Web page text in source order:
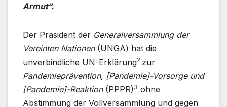
Armut“.
Der Präsident der Generalversammlung der
Vereinten Nationen(UNGA) hat die
unverbindliche UN-Erklärung2 zur
Pandemieprävention, [Pandemie]-Vorsorge und
[Pandemie]-Reaktion(PPPR)3 ohne
Abstimmung der Vollversammlung und gegen